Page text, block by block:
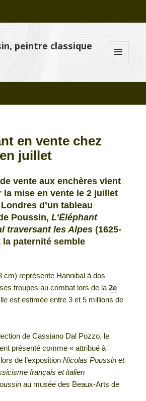
peintre classique
WIDGETS
en vente chez
juillet
vente aux enchères vient
la mise en vente le 2 juillet
d’un tableau
Poussin,L’Éléphant
traversant les Alpes(1625-
la paternité semble
cm) représente Hannibal à dos
troupes au combat lors de la2e
est estimée entre 3 et 5 millions de
de Cassiano Dal Pozzo, le
présenté comme « attribué à
de l’expositionNicolas Poussin et
français et italien
au musée des Beaux-Arts de